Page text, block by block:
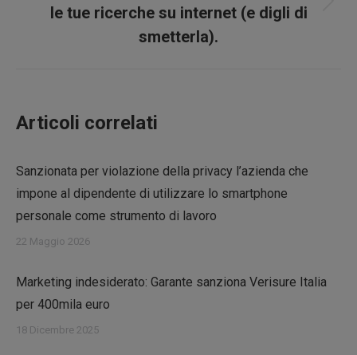
Prossimo
post:
le tue ricerche su internet (e digli di
smetterla).
Articoli correlati
Sanzionata per violazione della privacy l’azienda che
impone al dipendente di utilizzare lo smartphone
personale come strumento di lavoro
22 Maggio 2026
Marketing indesiderato: Garante sanziona Verisure Italia
per 400mila euro
18 Dicembre 2025